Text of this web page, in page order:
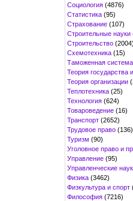
Социология (4876)
Статистика (95)
Страхование (107)
Строительные науки
Строительство (2004)
Схемотехника (15)
Таможенная система
Теория государства
Теория организации
Теплотехника (25)
Технология (624)
Товароведение (16)
Транспорт (2652)
Трудовое право (136)
Туризм (90)
Уголовное право и
Управление (95)
Управленческие
Физика (3462)
Физкультура и спорт
Философия (7216)